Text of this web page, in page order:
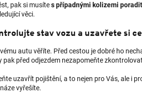
pak si musítes případnými kolizemi
věci.
stav vozu a uzavřete si
autu věříte. Před cestou je dobré ho
pak před odjezdem nezapomeňte
uzavřít pojištění, a to nejen pro Vás, ale i
vyřešíte.